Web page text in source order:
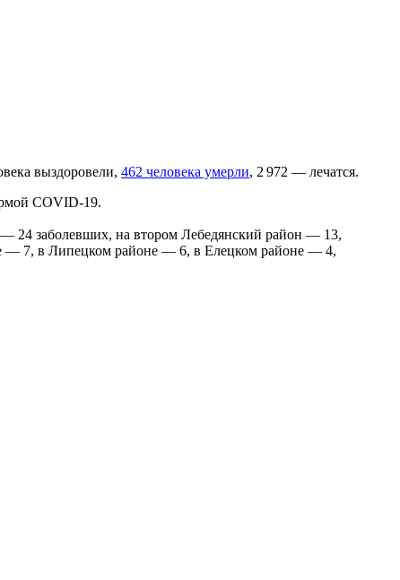
выздоровели, 462 человека умерли, 2 972 — лечатся.
COVID-19.
24 заболевших, на втором Лебедянский район — 13,
— 7, в Липецком районе — 6, в Елецком районе — 4,